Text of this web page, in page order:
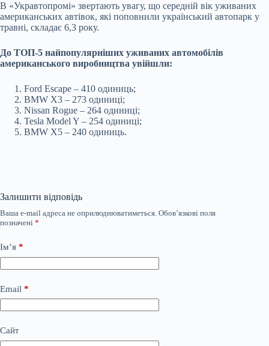
В «Укравтопромі» звертають увагу, що середній вік уживаних
американських автівок, які поповнили український автопарк у
травні, складає 6,3 року.
До ТОП-5 найпопулярніших уживаних автомобілів
американського виробництва увійшли:
Ford Escape – 410 одиниць;
BMW X3 – 273 одиниці;
Nissan Rogue – 264 одиниці;
Tesla Model Y – 254 одиниці;
BMW X5 – 240 одиниць.
Залишити відповідь
Ваша e-mail адреса не оприлюднюватиметься. Обов’язкові поля
позначені *
Ім’я *
Email *
Сайт